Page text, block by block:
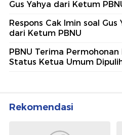
Gus Yahya dari Ketum
Respons Cak Imin soal
dari Ketum PBNU
PBNU Terima Permohonan
Status Ketua Umum
Rekomendasi